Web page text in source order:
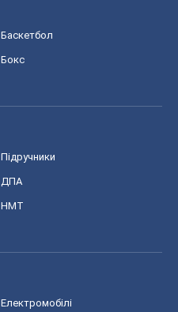
Баскетбол
Бокс
Підручники
ДПА
НМТ
Електромобілі